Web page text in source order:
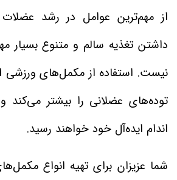
از مهم‌ترین عوامل در رشد
داشتن تغذیه سالم و متنوع بسیار
نیست. استفاده از مکمل‌های ورزشی
توده‌های عضلانی را بیشتر می‌کند و
اندام ایده‌آل خود خواهند رسید.
شما عزیزان برای تهیه انواع